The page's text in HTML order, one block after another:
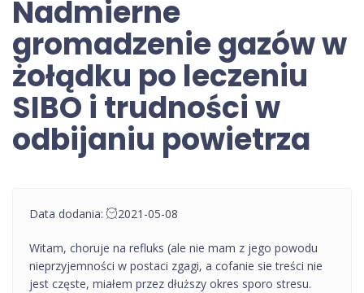
Nadmierne
gromadzenie gazów w
żołądku po leczeniu
SIBO i trudności w
odbijaniu powietrza
Data dodania: 2021-05-08
Witam, choruje na refluks (ale nie mam z jego powodu
nieprzyjemności w postaci zgagi, a cofanie sie treści nie
jest częste, miałem przez dłuższy okres sporo stresu.